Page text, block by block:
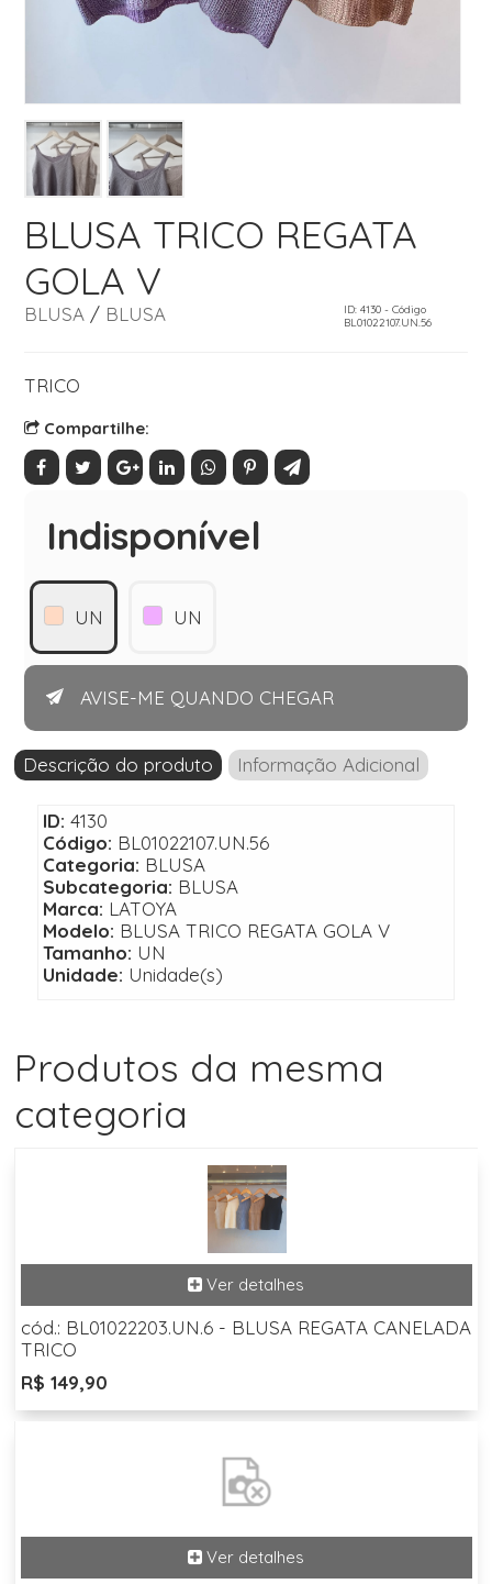
BLUSA TRICO REGATA
GOLA V
BLUSA/ BLUSA
ID: 4130 - Código
BL01022107.UN.56
TRICO
Compartilhe:
Indisponível
UN UN
AVISE-ME QUANDO CHEGAR
Descrição do produto Informação Adicional
ID: 4130
Código: BL01022107.UN.56
Categoria: BLUSA
Subcategoria: BLUSA
Marca: LATOYA
Modelo: BLUSA TRICO REGATA GOLA V
Tamanho: UN
Unidade: Unidade(s)
Produtos da mesma
categoria
cód.: BL01022203.UN.6 - BLUSA REGATA CANELADA
TRICO
R$ 149,90